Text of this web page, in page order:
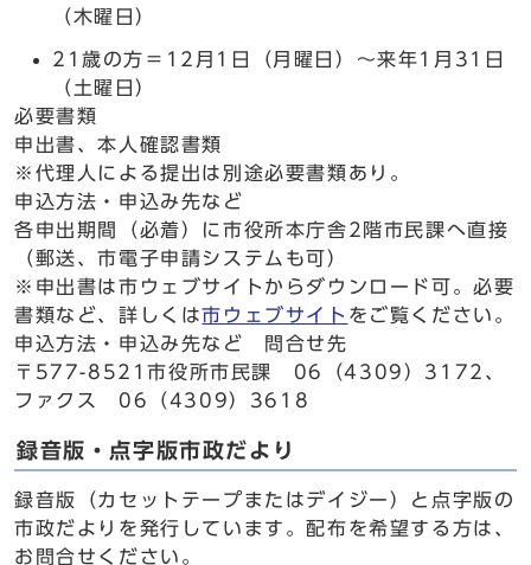
（木曜日）
21歳の方＝12月1日（月曜日）～来年1月31日
（土曜日）
必要書類
申出書、本人確認書類
※代理人による提出は別途必要書類あり。
申込方法・申込み先など
各申出期間（必着）に市役所本庁舎2階市民課へ直接
（郵送、市電子申請システムも可）
※申出書は市ウェブサイトからダウンロード可。必要
書類など、詳しくは市ウェブサイト をご覧ください。
申込方法・申込み先など 問合せ先
〒577-8521市役所市民課 06（4309）3172、
ファクス 06（4309）3618
録音版・点字版市政だより
録音版（カセットテープまたはデイジー）と点字版の
市政だよりを発行しています。配布を希望する方は、
お問合せください。